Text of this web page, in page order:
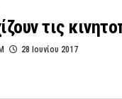
τις
28 Ιουνίου 2017